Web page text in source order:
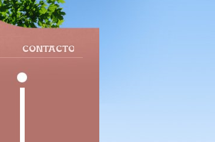
CONTACTO